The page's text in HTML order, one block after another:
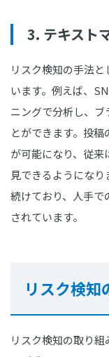
3. テキスト
リスク検知の手法
います。例えば、
ニングで分析し、
とができます。投
が可能になり、従
見できるようにな
続けており、人手で
されています。
リスク検知
リスク検知の取り